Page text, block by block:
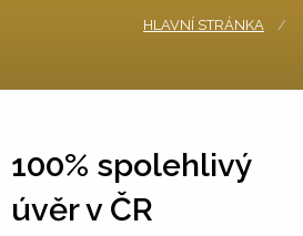
HLAVNÍ STRÁNKA
100% spolehlivý
úvěr v ČR